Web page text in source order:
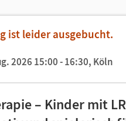
ist leider ausgebucht.
2026 15:00 - 16:30, Köln
– Kinder mit